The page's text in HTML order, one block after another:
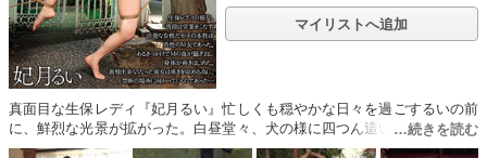
マイリストへ追加
真面目な生保レディ『妃月るい』忙しくも穏やかな日々を過ごするいの前
に、鮮烈な光景が拡がった。白昼堂々、犬の様に四つん這いで歩く全裸の
女性。その姿を見た瞬間、るいのカラダに電流走る…！真面目な生保レデ